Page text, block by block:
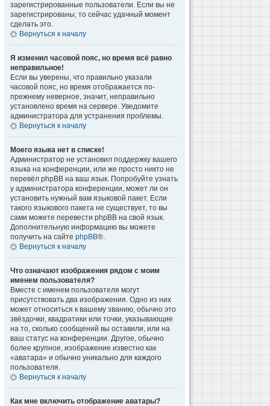
зарегистрированные пользователи. Если вы не
зарегистрированы, то сейчас удачный момент
сделать это.
Вернуться к началу
Я изменил часовой пояс, но время всё равно
неправильное!
Если вы уверены, что правильно указали
часовой пояс, но время отображается по-
прежнему неверное, значит, неправильно
установлено время на сервере. Уведомите
администратора для устранения проблемы.
Вернуться к началу
Моего языка нет в списке!
Администратор не установил поддержку вашего
языка на конференции, или же просто никто не
перевёл phpBB на ваш язык. Попробуйте узнать
у администратора конференции, может ли он
установить нужный вам языковой пакет. Если
такого языкового пакета не существует, то вы
сами можете перевести phpBB на свой язык.
Дополнительную информацию вы можете
получить на сайте phpBB®.
Вернуться к началу
Что означают изображения рядом с моим
именем пользователя?
Вместе с именем пользователя могут
присутствовать два изображения. Одно из них
может относиться к вашему званию, обычно это
звёздочки, квадратики или точки, указывающие
на то, сколько сообщений вы оставили, или на
ваш статус на конференции. Другое, обычно
более крупное, изображение известно как
«аватара» и обычно уникально для каждого
пользователя.
Вернуться к началу
Как мне включить отображение аватары?